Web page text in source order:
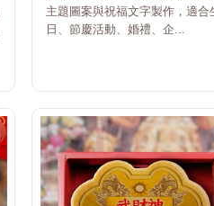
主題圖案與祝福文字製作，適合
日、節慶活動、婚禮、企...